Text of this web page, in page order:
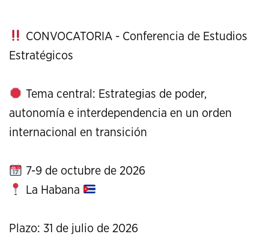
CONVOCATORIA - Conferencia de Estudios
Estratégicos
Tema central: Estrategias de poder,
autonomía e interdependencia en un orden
internacional en transición
7-9 de octubre de 2026
La Habana
Plazo: 31 de julio de 2026